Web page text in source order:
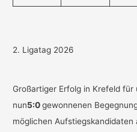
2. Ligatag 2026
Großartiger Erfolg in Krefeld
nun5:0gewonnenen
möglichen Aufstiegskandidaten